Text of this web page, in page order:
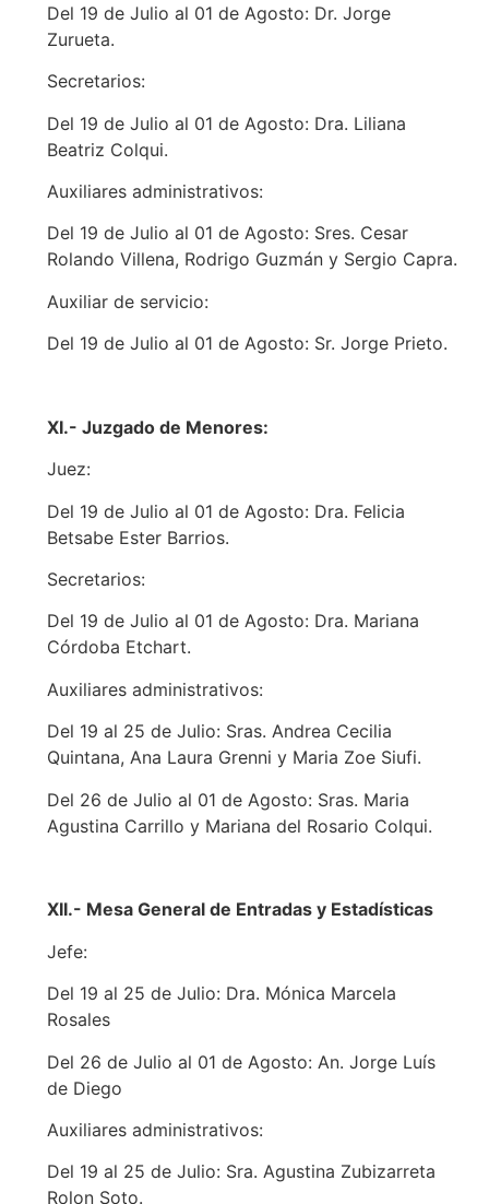
Del 19 de Julio al 01 de Agosto: Dr. Jorge
Zurueta.
Secretarios:
Del 19 de Julio al 01 de Agosto: Dra. Liliana
Beatriz Colqui.
Auxiliares administrativos:
Del 19 de Julio al 01 de Agosto: Sres. Cesar
Rolando Villena, Rodrigo Guzmán y Sergio Capra.
Auxiliar de servicio:
Del 19 de Julio al 01 de Agosto: Sr. Jorge Prieto.
XI.- Juzgado de Menores:
Juez:
Del 19 de Julio al 01 de Agosto: Dra. Felicia
Betsabe Ester Barrios.
Secretarios:
Del 19 de Julio al 01 de Agosto: Dra. Mariana
Córdoba Etchart.
Auxiliares administrativos:
Del 19 al 25 de Julio: Sras. Andrea Cecilia
Quintana, Ana Laura Grenni y Maria Zoe Siufi.
Del 26 de Julio al 01 de Agosto: Sras. Maria
Agustina Carrillo y Mariana del Rosario Colqui.
XII.- Mesa General de Entradas y Estadísticas
Jefe:
Del 19 al 25 de Julio: Dra. Mónica Marcela
Rosales
Del 26 de Julio al 01 de Agosto: An. Jorge Luís
de Diego
Auxiliares administrativos:
Del 19 al 25 de Julio: Sra. Agustina Zubizarreta
Rolon Soto.